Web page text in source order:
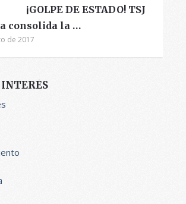
¡GOLPE DE ESTADO! TSJ
consolida la …
de 2017